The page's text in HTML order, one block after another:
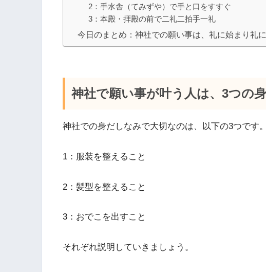
2：手水舎（てみずや）で手と口をすすぐ
3：本殿・拝殿の前で二礼二拍手一礼
今日のまとめ：神社での願い事は、礼に始まり礼
神社で願い事が叶う人は、3つの
神社での身だしなみで大切なのは、以下の3つです。
1：服装を整えること
2：髪型を整えること
3：おでこを出すこと
それぞれ説明していきましょう。